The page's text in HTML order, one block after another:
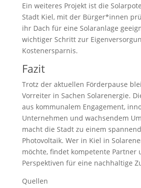
Ein weiteres Projekt ist die
Stadt Kiel, mit der Bürger*innen
ihr Dach für eine Solaranlage
wichtiger Schritt zur
Kostenersparnis.
Fazit
Trotz der aktuellen Förderpause
Vorreiter in Sachen Solarenergie.
aus kommunalem Engagement,
Unternehmen und wachsendem
macht die Stadt zu einem
Photovoltaik. Wer in Kiel in
möchte, findet kompetente Partner
Perspektiven für eine nachhaltige
Quellen